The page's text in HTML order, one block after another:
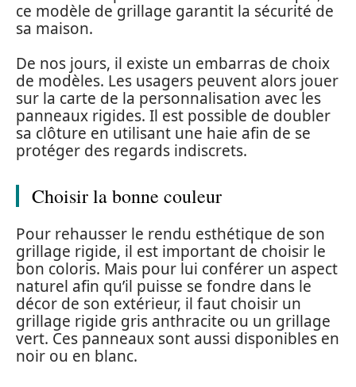
ce modèle de grillage garantit la sécurité de
sa maison.
De nos jours, il existe un embarras de choix
de modèles. Les usagers peuvent alors jouer
sur la carte de la personnalisation avec les
panneaux rigides. Il est possible de doubler
sa clôture en utilisant une haie afin de se
protéger des regards indiscrets.
Choisir la bonne couleur
Pour rehausser le rendu esthétique de son
grillage rigide, il est important de choisir le
bon coloris. Mais pour lui conférer un aspect
naturel afin qu’il puisse se fondre dans le
décor de son extérieur, il faut choisir un
grillage rigide gris anthracite ou un grillage
vert. Ces panneaux sont aussi disponibles en
noir ou en blanc.